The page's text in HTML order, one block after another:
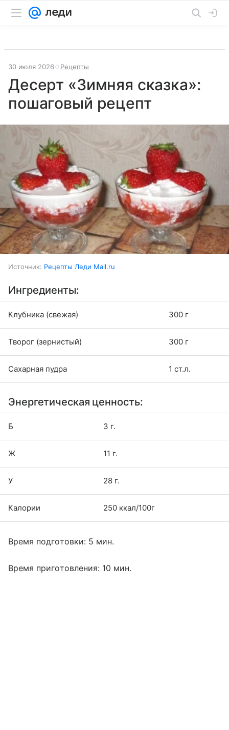
30 июля 2026 Рецепты
Десерт «Зимняя сказка»:
пошаговый рецепт
Источник: Рецепты Леди Mail.ru
Ингредиенты:
Клубника (свежая) 300 г
Творог (зернистый) 300 г
Сахарная пудра 1 ст.л.
Энергетическая ценность:
Б 3 г.
Ж 11 г.
У 28 г.
Калории 250 ккал/100г
Время подготовки: 5 мин.
Время приготовления: 10 мин.